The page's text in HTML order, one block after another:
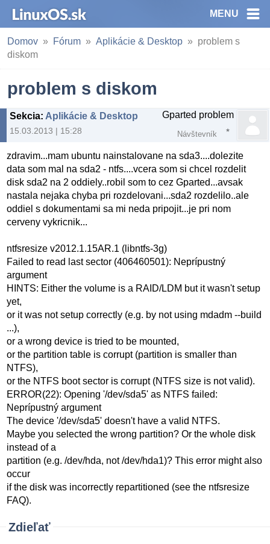
MENU
Domov Fórum Aplikácie & Desktop
problem s
diskom
problem s diskom
Sekcia: Aplikácie & Desktop
15.03.2013 | 15:28
Gparted problem
Návštevník
zdravim...mam ubuntu nainstalovane na sda3....dolezite
data som mal na sda2 - ntfs....vcera som si chcel rozdelit
disk sda2 na 2 oddiely..robil som to cez Gparted...avsak
nastala nejaka chyba pri rozdelovani...sda2 rozdelilo..ale
oddiel s dokumentami sa mi neda pripojit...je pri nom
cerveny vykricnik...
ntfsresize v2012.1.15AR.1 (libntfs-3g)
Failed to read last sector (406460501): Neprípustný
argument
HINTS: Either the volume is a RAID/LDM but it wasn't setup
yet,
or it was not setup correctly (e.g. by not using mdadm --build
...),
or a wrong device is tried to be mounted,
or the partition table is corrupt (partition is smaller than
NTFS),
or the NTFS boot sector is corrupt (NTFS size is not valid).
ERROR(22): Opening '/dev/sda5' as NTFS failed:
Neprípustný argument
The device '/dev/sda5' doesn't have a valid NTFS.
Maybe you selected the wrong partition? Or the whole disk
instead of a
partition (e.g. /dev/hda, not /dev/hda1)? This error might also
occur
if the disk was incorrectly repartitioned (see the ntfsresize
FAQ).
Zdieľať